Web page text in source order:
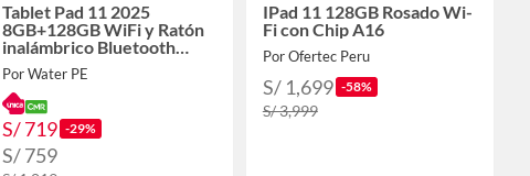
Tablet Pad 11 2025
8GB+128GB WiFi y Ratón
inalámbrico Bluetooth
&Teclado & Lápiz-Morado
Por Water PE
S/ 719 -29%
S/ 759
IPad 11 128GB Rosado Wi-
Fi con Chip A16
Por Ofertec Peru
S/ 1,699 -58%
S/ 3,999